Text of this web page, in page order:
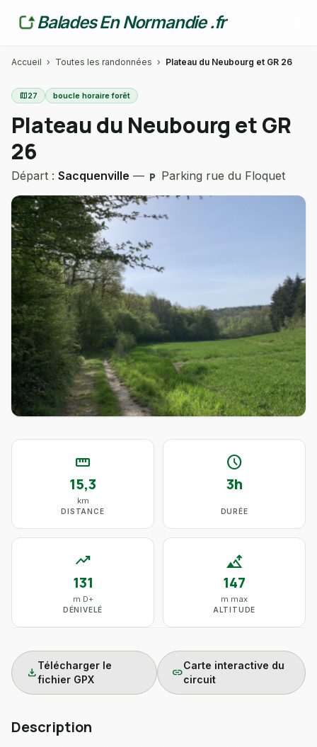
Balades En Normandie .fr
Accueil › Toutes les randonnées › Plateau du Neubourg et GR 26
map27 boucle horaire forêt
Plateau du Neubourg et GR
26
Départ : Sacquenville — local_parking Parking rue du Floquet
straighten
15,3
km
DISTANCE
schedule
3h
DURÉE
trending_up
131
m D+
DÉNIVELÉ
altitude
147
m max
ALTITUDE
download
Télécharger le
fichier GPX
link
Carte interactive du
circuit
Description